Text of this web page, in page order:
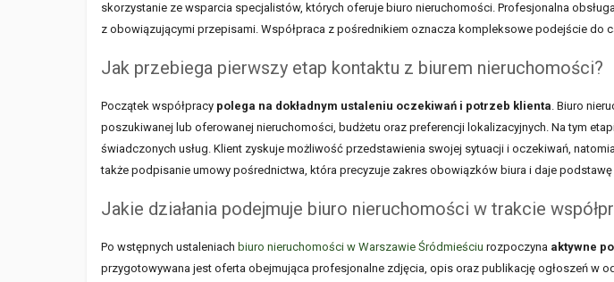
skorzystanie ze wsparcia specjalistów, których oferuje biuro nieruchomości. Profesjonalna
z obowiązującymi przepisami. Współpraca z pośrednikiem oznacza kompleksowe podejście do
Jak przebiega pierwszy etap kontaktu z biurem nieruchomości?
Początek współpracy polega na dokładnym ustaleniu oczekiwań i potrzeb klienta. Biuro
poszukiwanej lub oferowanej nieruchomości, budżetu oraz preferencji lokalizacyjnych. Na tym
świadczonych usług. Klient zyskuje możliwość przedstawienia swojej sytuacji i oczekiwań,
także podpisanie umowy pośrednictwa, która precyzuje zakres obowiązków biura i daje podstawę
Jakie działania podejmuje biuro nieruchomości w trakcie
Po wstępnych ustaleniach biuro nieruchomości w Warszawie Śródmieściu rozpoczyna aktywne
przygotowywana jest oferta obejmująca profesjonalne zdjęcia, opis oraz publikację ogłoszeń w